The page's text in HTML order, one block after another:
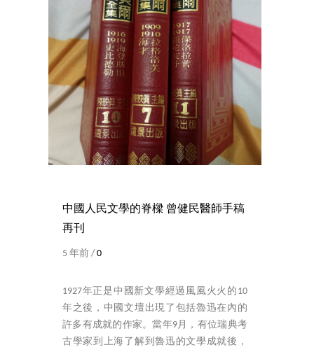
中國人民文學的脊樑 曾健民醫師手稿
再刊
5 年前 / 0
1927年正是中國新文學經過風風火火的10
年之後，中國文壇出現了包括魯迅在內的
許多有成就的作家。當年9月，有位瑞典考
古學家到上海了解到魯迅的文學成就後，